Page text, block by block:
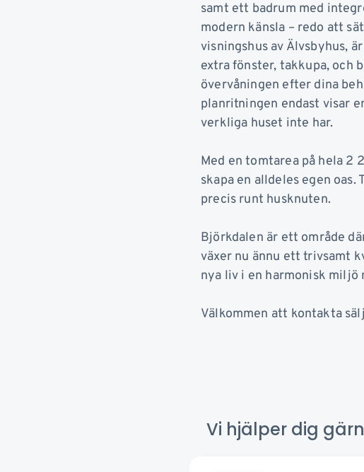
samt ett badrum med
modern känsla – redo att
visningshus av Älvsbyhus,
extra fönster, takkupa, och
övervåningen efter dina
planritningen endast visar
verkliga huset inte har.
Med en tomtarea på hela 2
skapa en alldeles egen
precis runt husknuten.
Björkdalen är ett område
växer nu ännu ett trivsamt
nya liv i en harmonisk miljö
Välkommen att kontakta
Vi hjälper dig